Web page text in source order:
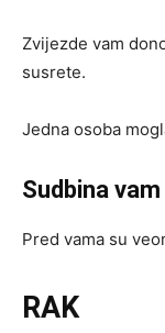
Zvijezde vam
susrete.
Jedna osoba
Sudbina
Pred vama su
RAK